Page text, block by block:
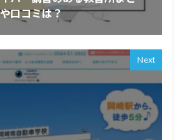
口コミは？
Next